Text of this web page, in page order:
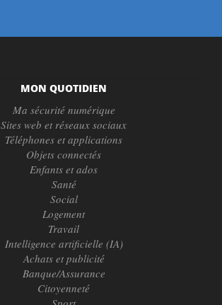
MON QUOTIDIEN
Ma sécurité numérique
Sites web et réseaux sociaux
Téléphones et applications
Objets connectés
Enfants et ados
Santé
Social
Logement
Travail
Intelligence artificielle (IA)
Achats et publicité
Banque/Assurance
Citoyenneté